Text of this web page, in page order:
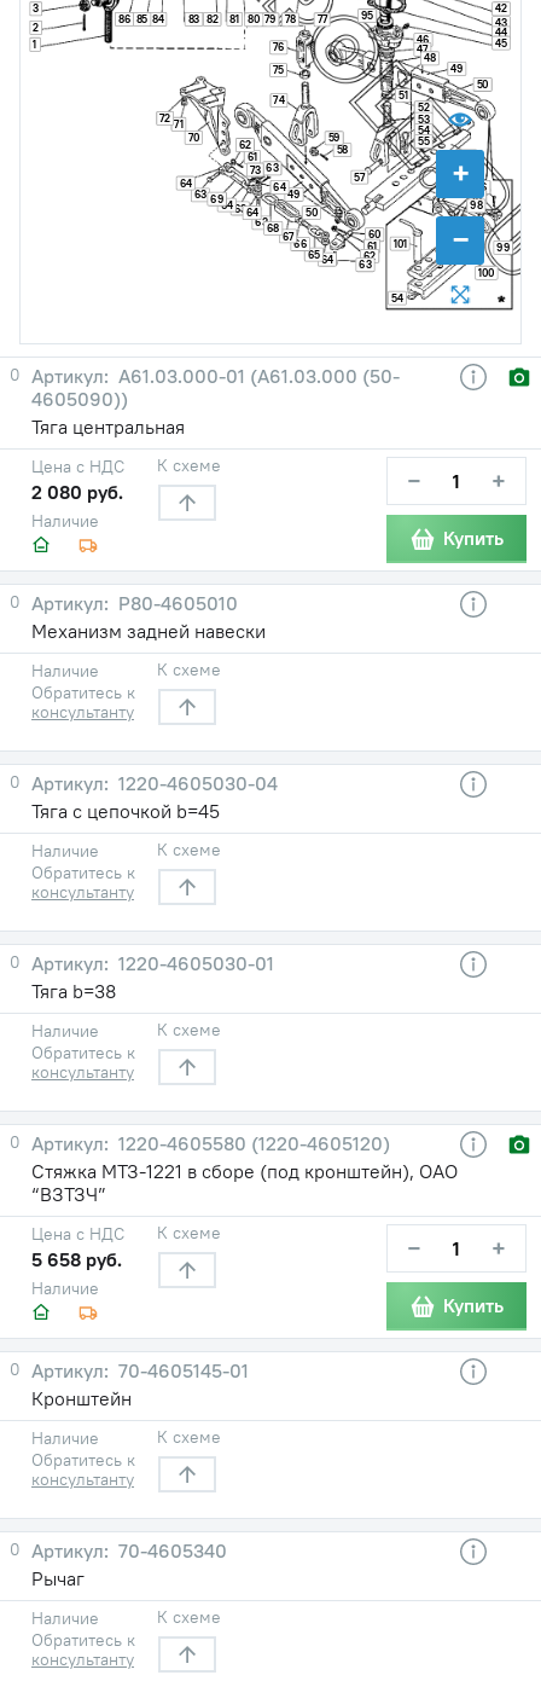
+
−
1
2
3 42
43
44
45
46
47
48
49
49
50
50
51
52
53
54
54
55
57
58
59
60
61
61
62
62
63
63
63
63
63
64
64
64
64 64
65
66
67
68
69
70
71
72
73
74
75
76
77
78
79
80
81
82
83
84
85
86
95
96
97
98
99
100
101
0
А61.03.000-01 (А61.03.000 (50-
4605090))
Тяга центральная
Наличие
Цена с НДС
2 080 руб.
К схеме − +
Купить
0
Р80-4605010
Механизм задней навески
Наличие
Обратитесь к
консультанту
К схеме
0
1220-4605030-04
Тяга с цепочкой b=45
Наличие
Обратитесь к
консультанту
К схеме
0
1220-4605030-01
Тяга b=38
Наличие
Обратитесь к
консультанту
К схеме
0
1220-4605580 (1220-4605120)
Стяжка МТЗ-1221 в сборе (под кронштейн), ОАО
“ВЗТЗЧ”
Наличие
Цена с НДС
5 658 руб.
К схеме − +
Купить
0
70-4605145-01
Кронштейн
Наличие
Обратитесь к
консультанту
К схеме
0
70-4605340
Рычаг
Наличие
Обратитесь к
консультанту
К схеме